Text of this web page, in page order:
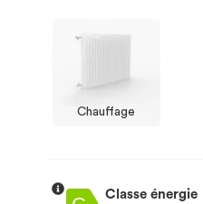
Chauffage
Classe énergie